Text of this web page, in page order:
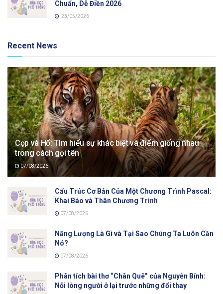
Chuẩn, Dễ Điền 2026
23/05/2026
Recent News
Cọp và Hổ: Tìm hiểu sự khác biệt và điểm giống nhau
trong cách gọi tên
07/08/2026
Cấu Trúc Cơ Bản Của Một Chương Trình Pascal:
Khai Báo và Thân Chương Trình
07/08/2026
Năng Lượng Là Gì và Tại Sao Chúng Ta Luôn Cần
Nó?
07/08/2026
Phân tích bài thơ “Chân Quê” của Nguyễn Bính:
Nỗi lòng người ở lại trước những đổi thay